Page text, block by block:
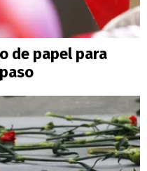
de papel para